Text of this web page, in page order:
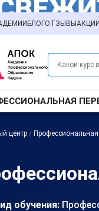
БЛОГОТЗЫВЫ АКЦИИ
центр /
обучения: